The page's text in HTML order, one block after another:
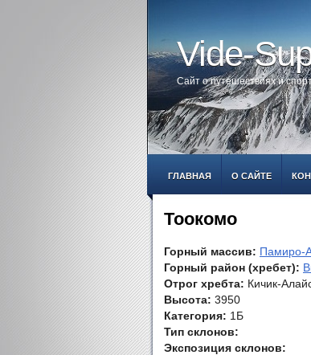
Vide-
Сайт о путешествиях и
ГЛАВНАЯ О САЙТЕ
Тоокомо
Горный массив: Памиро-
Горный район (хребет):
Отрог хребта: Кичик-
Высота: 3950
Категория: 1Б
Тип склонов:
Экспозиция склонов: